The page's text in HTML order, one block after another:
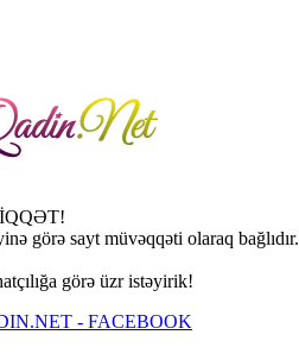
görə sayt müvəqqəti olaraq bağlıdır.
görə üzr istəyirik!
- FACEBOOK